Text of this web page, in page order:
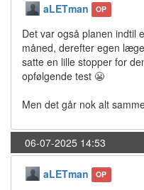
aLETman OP
Det var også planen indtil
måned, derefter egen
satte en lille stopper for
opfølgende test 😬
Men det går nok alt
06-07-2025 14:53
aLETman OP